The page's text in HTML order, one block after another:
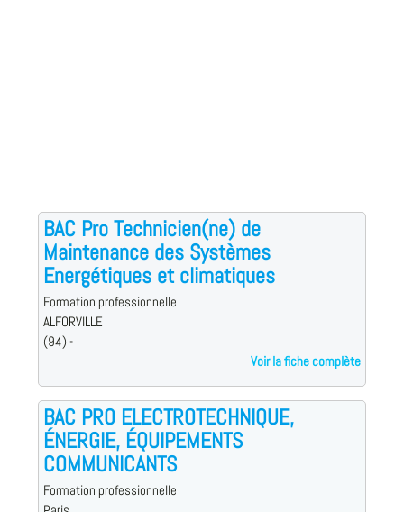
BAC Pro Technicien(ne) de
Maintenance des Systèmes
Energétiques et climatiques
Formation professionnelle
ALFORVILLE
(94) -
Voir la fiche complète
BAC PRO ELECTROTECHNIQUE,
ÉNERGIE, ÉQUIPEMENTS
COMMUNICANTS
Formation professionnelle